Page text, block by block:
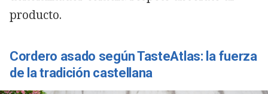
producto.
Cordero asado según TasteAtlas: la fuerza
de la tradición castellana